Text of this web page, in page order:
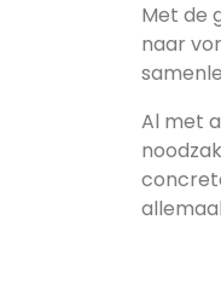
Met de
naar
Al met